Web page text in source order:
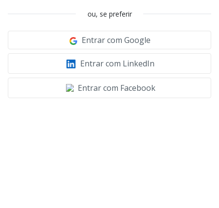
ou, se preferir
Entrar com Google
Entrar com LinkedIn
Entrar com Facebook